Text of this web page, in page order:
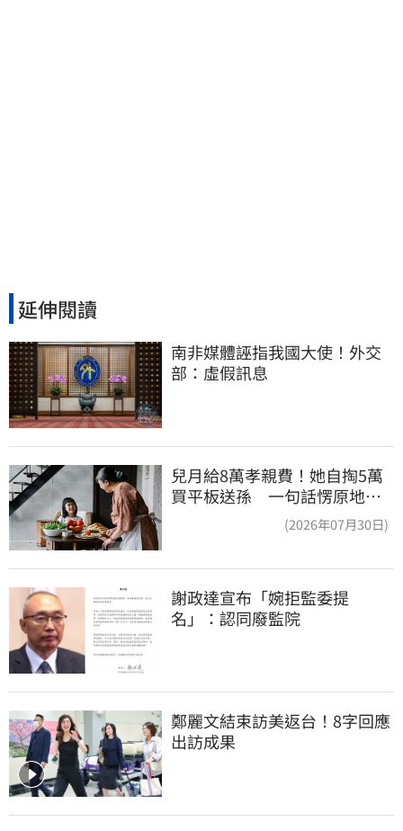
延伸閱讀
南非媒體誣指我國大使！外交
部：虛假訊息
兒月給8萬孝親費！她自掏5萬
買平板送孫 一句話愣原地
(2026年07月30日)
謝政達宣布「婉拒監委提
名」：認同廢監院
鄭麗文結束訪美返台！8字回應
出訪成果